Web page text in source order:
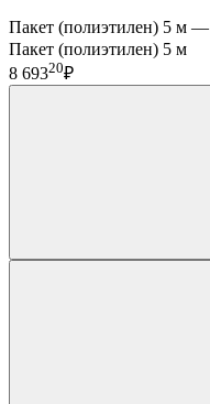
Пакет (полиэтилен) 5 м —
Пакет (полиэтилен) 5 м
8 69320₽